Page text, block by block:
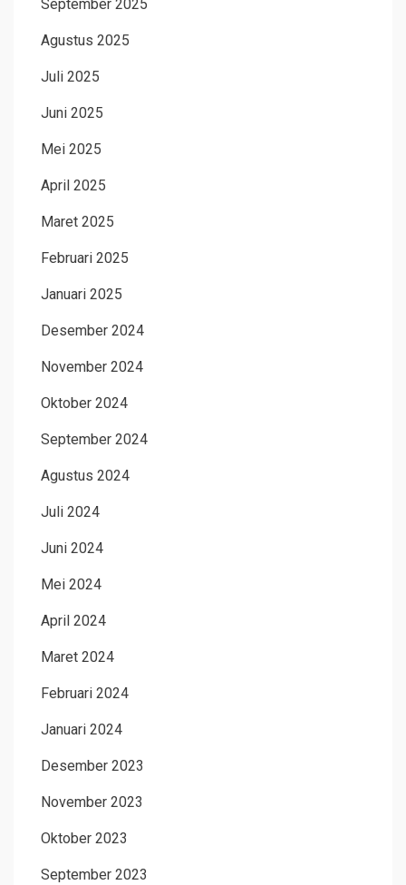
September 2025
Agustus 2025
Juli 2025
Juni 2025
Mei 2025
April 2025
Maret 2025
Februari 2025
Januari 2025
Desember 2024
November 2024
Oktober 2024
September 2024
Agustus 2024
Juli 2024
Juni 2024
Mei 2024
April 2024
Maret 2024
Februari 2024
Januari 2024
Desember 2023
November 2023
Oktober 2023
September 2023